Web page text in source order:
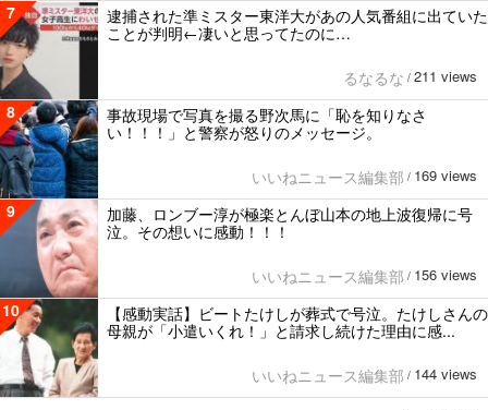
7
逮捕された準ミスター東洋大があの人気番組に出ていた
ことが判明←凄いと思ってたのに…
るなるな / 211 views
8
事故現場で写真を撮る野次馬に「恥を知りなさ
い！！！」と警察が怒りのメッセージ。
いいねニュース編集部 / 169 views
9
加藤、ロンブー淳が極楽とんぼ山本の地上波復帰に号
泣。その想いに感動！！！
いいねニュース編集部 / 156 views
10
【感動実話】ビートたけしが葬式で号泣。たけしさんの
母親が「小遣いくれ！」と請求し続けた理由に感...
いいねニュース編集部 / 144 views